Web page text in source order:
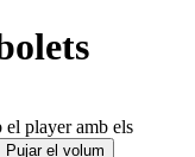
el player amb els
Pujar el volum